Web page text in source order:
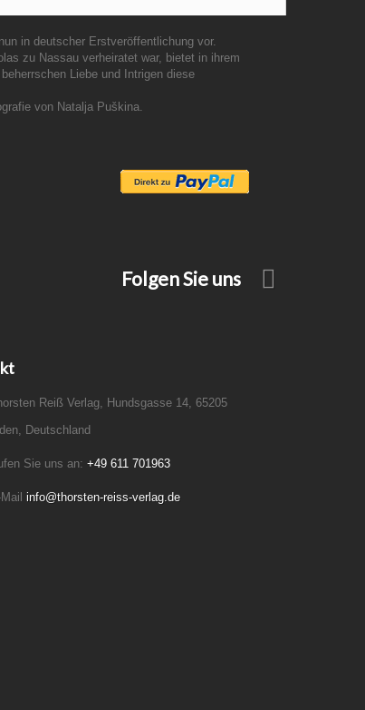
in deutscher Erstveröffentlichung vor.
zu Nassau verheiratet war, bietet in ihrem
Liebe und Intrigen diese
von Natalja Puškina.
Folgen Sie uns
Reiß Verlag, Hundsgasse 14, 65205
Deutschland
Sie uns an: +49 611 701963
info@thorsten-reiss-verlag.de